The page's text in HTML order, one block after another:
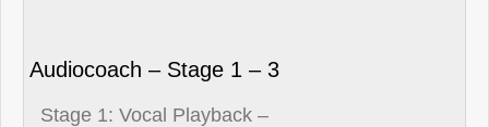
Audiocoach – Stage 1 – 3
Stage 1: Vocal Playback –